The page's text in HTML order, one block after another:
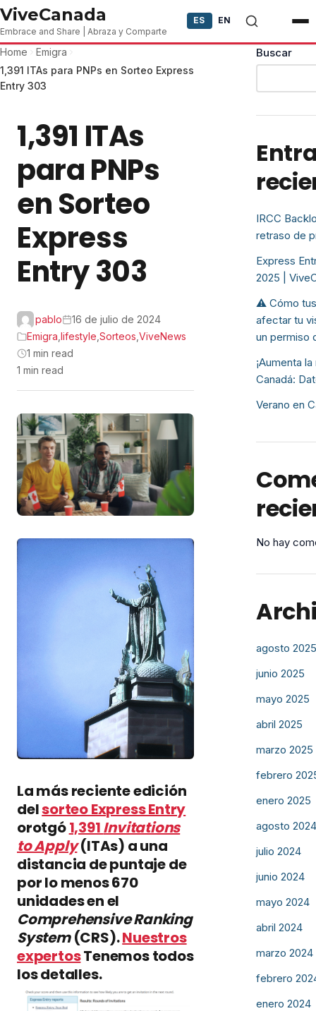
Skip to content
ViveCanada
Embrace and Share | Abraza y Comparte
ES EN
Home
Emigra
1,391 ITAs para PNPs en Sorteo Express
Entry 303
1,391 ITAs
para PNPs
en Sorteo
Express
Entry 303
pablo
16 de julio de 2024
Emigra lifestyle Sorteos ViveNews
1 min read
1 min read
La más reciente edición
delsorteo Express Entry
orotgó1,391Invitations
to Apply(ITAs) a una
distancia de puntaje de
por lo menos 670
unidades en el
Comprehensive Ranking
System(CRS).Nuestros
expertosTenemos todos
los detalles.
Buscar
IRCC
retraso de
Express
2025 |
⚠️ Cómo
afectar tu
un permiso
¡Aumenta
Canadá:
Verano en
No hay
agosto 2025
junio 2025
mayo 2025
abril 2025
marzo 2025
febrero
enero 2025
agosto 2024
julio 2024
junio 2024
mayo 2024
abril 2024
marzo 2024
febrero
enero 2024